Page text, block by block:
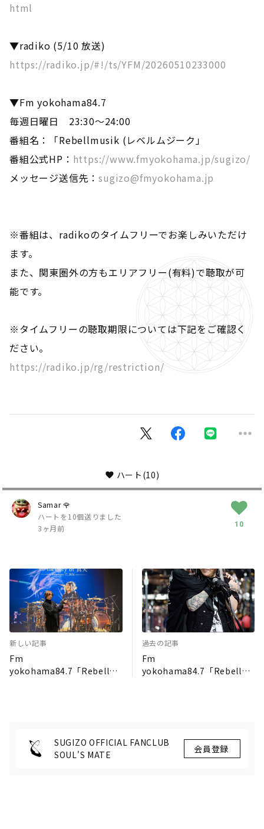
html
▼radiko (5/10 放送)
https://radiko.jp/#!/ts/YFM/20260510233000
▼Fm yokohama84.7
毎週日曜日 23:30～24:00
番組名：「Rebellmusik (レベルムジーク」
番組公式HP： https://www.fmyokohama.jp/sugizo/
メッセージ送信先：sugizo@fmyokohama.jp
※番組は、radikoのタイムフリーでお楽しみいただけ
ます。
また、関東圏外の方もエリアフリー(有料)で聴取が可
能です。
※タイムフリーの聴取期限については下記をご確認く
ださい。
https://radiko.jp/rg/restriction/
ハート (10)
Samar 🌹
ハートを10個送りました
3ヶ月前
10
新しい記事
Fm
yokohama84.7「Rebellm
過去の記事
Fm
yokohama84.7「Rebellm
SUGIZO OFFICIAL FANCLUB
SOUL'S MATE